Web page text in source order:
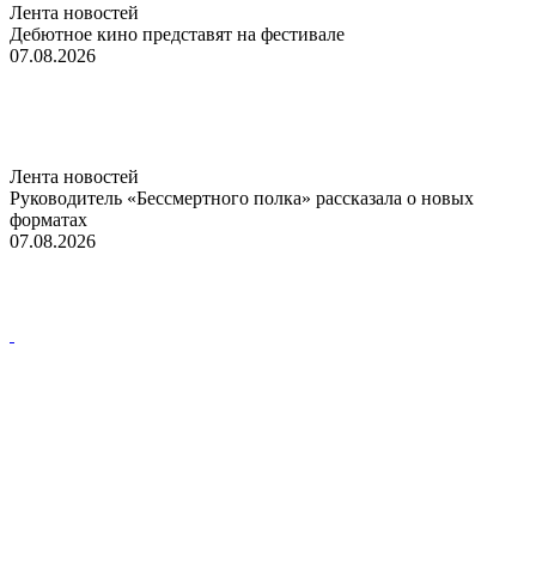
Лента новостей
Дебютное кино представят на фестивале
07.08.2026
Лента новостей
Руководитель «Бессмертного полка» рассказала о новых
форматах
07.08.2026